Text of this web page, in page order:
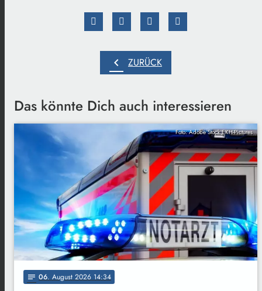
chevron_left ZURÜCK
Das könnte Dich auch interessieren
Foto: Adobe Stock EKH-Pictures
notes 06. August 2026 14:34